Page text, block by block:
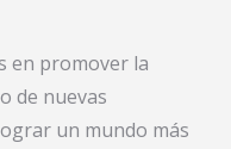
en promover la
de nuevas
un mundo más